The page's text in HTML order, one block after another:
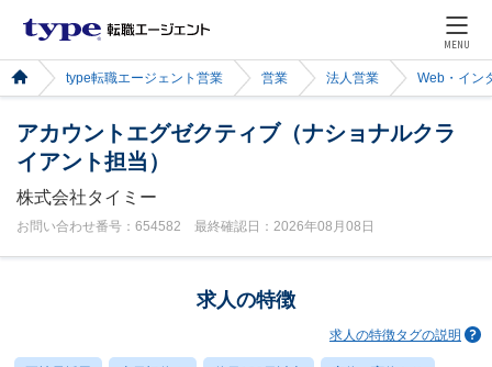
MENU
type転職エージェント営業 営業 法人営業 Web・イン
アカウントエグゼクティブ（ナショナルクラ
イアント担当）
株式会社タイミー
お問い合わせ番号：654582 最終確認日：2026年08月08日
求人の特徴
求人の特徴タグの説明